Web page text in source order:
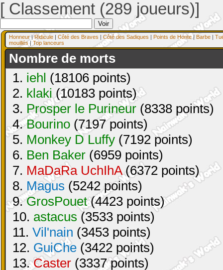
[ Classement (289 joueurs)]
Honneur|Ridicule | Côté des Braves | Côté des Sadiques | Points de Honte| Barbe |
mouillés| Top lanceurs
Nombre de morts
1. iehl (18106 points)
2. klaki(10183 points)
3. Prosper le Purineur (8338 points)
4.Bourino (7197 points)
5. Monkey D Luffy (7192 points)
6. Ben Baker (6959 points)
7. MaDaRa UchIhA(6372 points)
8. Magus (5242 points)
9.GrosPouet(4423 points)
10. astacus (3533 points)
11. Vil'nain (3453 points)
12. GuiChe (3422 points)
13.Caster (3337 points)